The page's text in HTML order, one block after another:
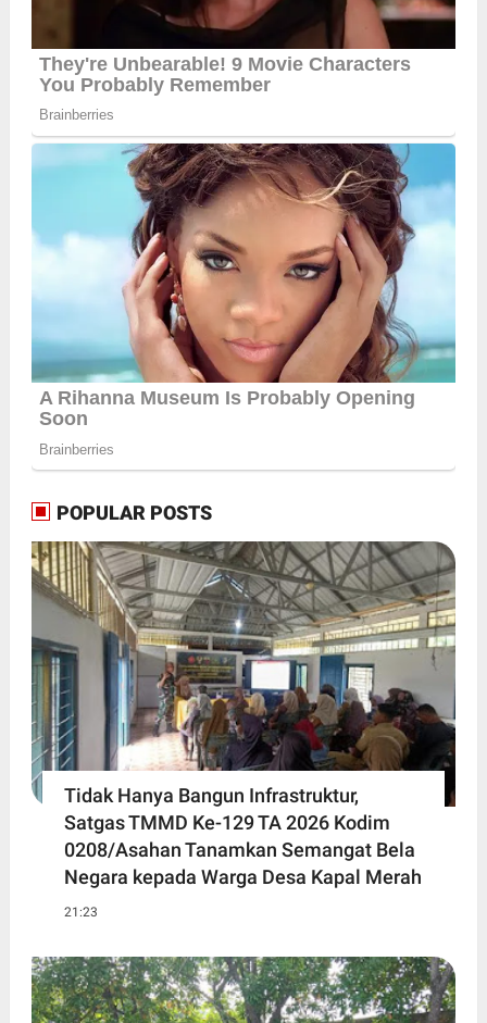
POPULAR POSTS
Tidak Hanya Bangun Infrastruktur,
Satgas TMMD Ke-129 TA 2026 Kodim
0208/Asahan Tanamkan Semangat Bela
Negara kepada Warga Desa Kapal Merah
21:23